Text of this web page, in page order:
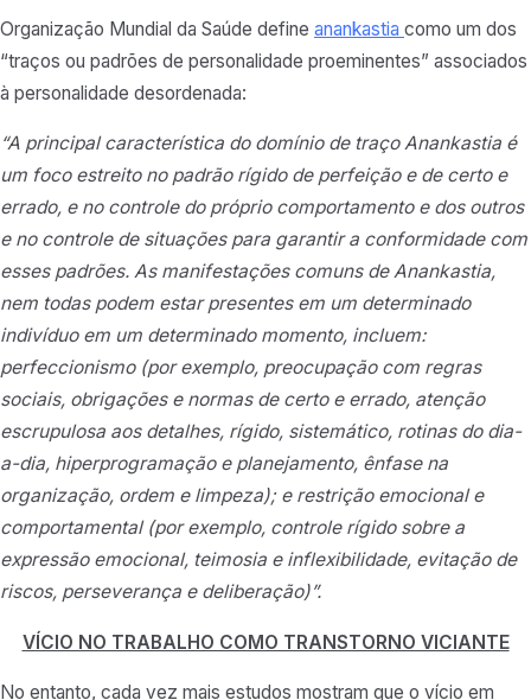
Organização Mundial da Saúde define anankastia como um dos
“traços ou padrões de personalidade proeminentes” associados
à personalidade desordenada:
“A principal característica do domínio de traço Anankastia é
um foco estreito no padrão rígido de perfeição e de certo e
errado, e no controle do próprio comportamento e dos outros
e no controle de situações para garantir a conformidade com
esses padrões. As manifestações comuns de Anankastia,
nem todas podem estar presentes em um determinado
indivíduo em um determinado momento, incluem:
perfeccionismo (por exemplo, preocupação com regras
sociais, obrigações e normas de certo e errado, atenção
escrupulosa aos detalhes, rígido, sistemático, rotinas do dia-
a-dia, hiperprogramação e planejamento, ênfase na
organização, ordem e limpeza); e restrição emocional e
comportamental (por exemplo, controle rígido sobre a
expressão emocional, teimosia e inflexibilidade, evitação de
riscos, perseverança e deliberação)”.
VÍCIO NO TRABALHO COMO TRANSTORNO VICIANTE
No entanto, cada vez mais estudos mostram que o vício em